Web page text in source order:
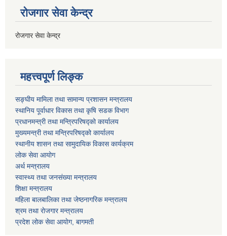
रोजगार सेवा केन्द्र
रोजगार सेवा केन्द्र
महत्त्वपूर्ण लिङ्क
सङ्घीय मामिला तथा सामान्य प्रशासन मन्त्रालय
स्थानिय पूर्वाधार विकास तथा कृषि सडक विभाग
प्रधानमन्त्री तथा मन्त्रिपरिषद्को कार्यालय
मुख्यमन्त्री तथा मन्त्रिपरिषद्को कार्यालय
स्थानीय शासन तथा सामुदायिक विकास कार्यक्रम
लोक सेवा आयोग
अर्थ मन्त्रालय
स्वास्थ्य तथा जनस‌ंख्या मन्त्रालय
शिक्षा मन्त्रालय
महिला बालबालिका तथा जेष्ठनागरिक मन्त्रालय
श्रम तथा राेजगार मन्त्रालय
प्रदेश लोक सेवा आयाेग, बागमती